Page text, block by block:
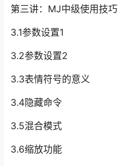
第三讲：MJ中级使用技巧
3.1参数设置1
3.2参数设置2
3.3表情符号的意义
3.4隐藏命令
3.5混合模式
3.6缩放功能